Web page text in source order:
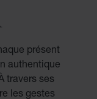
présent
authentique
travers ses
les gestes